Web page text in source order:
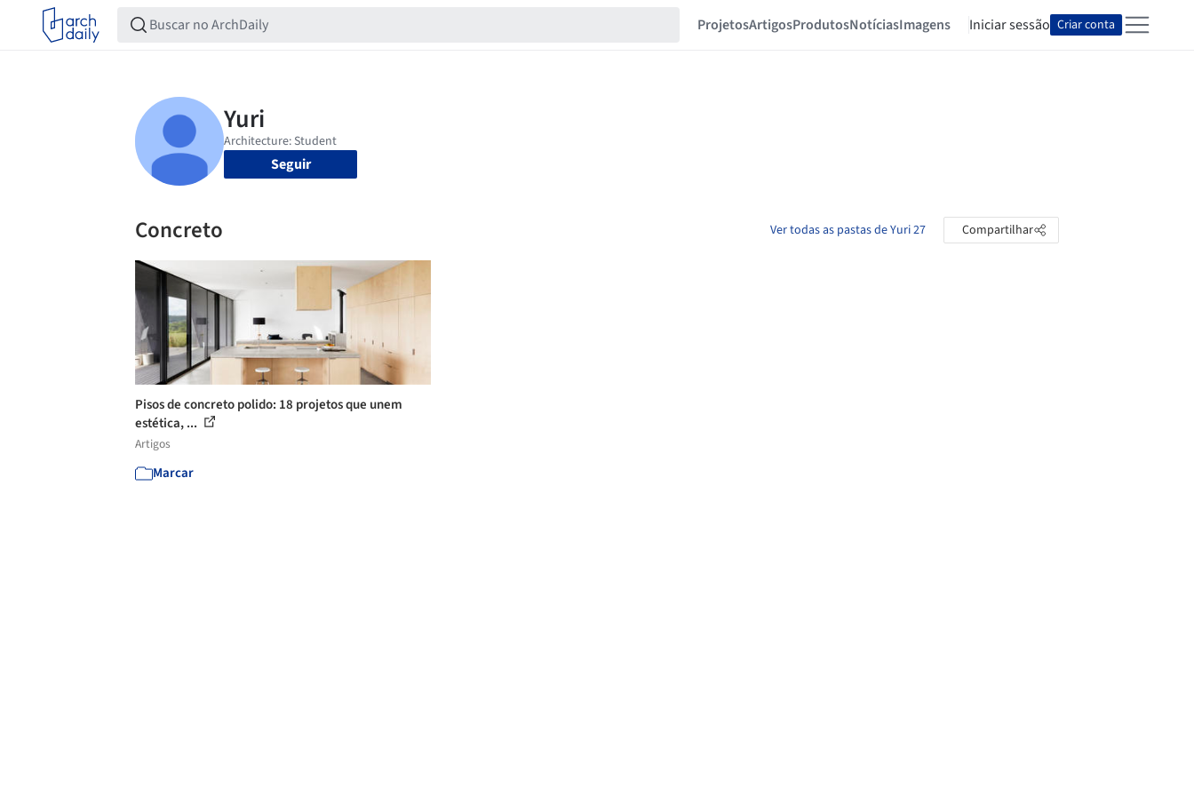
ProjetosArtigosProdutosNotíciasImagens Iniciar sessão Criar conta
Seguir
Concreto Ver todas as pastas de Yuri 27 Compartilhar
Pisos de concreto polido: 18 projetos que unem
estética, ...
Artigos
Marcar